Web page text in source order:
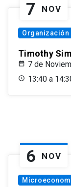
7 NOV
Organización
Timothy
7 de
13:40 a
6 NOV